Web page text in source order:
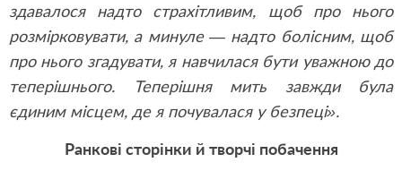
здавалося надто страхітливим, щоб про нього
розмірковувати, а минуле — надто болісним, щоб
про нього згадувати, я навчилася бути уважною до
теперішнього. Теперішня мить завжди була
єдиним місцем, де я почувалася у безпеці».
Ранкові сторінки й творчі побачення